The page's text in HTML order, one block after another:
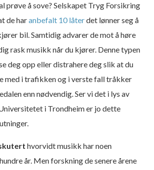
prøve å sove? Selskapet Tryg Forsikring
de haranbefalt 10 låterdet lønner seg å
bil. Samtidig advarer de mot å høre
rask musikk når du kjører. Denne typen
deg opp eller distrahere deg slik at du
med i trafikken og i verste fall tråkker
enn nødvendig. Ser vi det i lys av
i Trondheim er jo dette
hvorvidt musikk har noen
år. Men forskning de senere årene